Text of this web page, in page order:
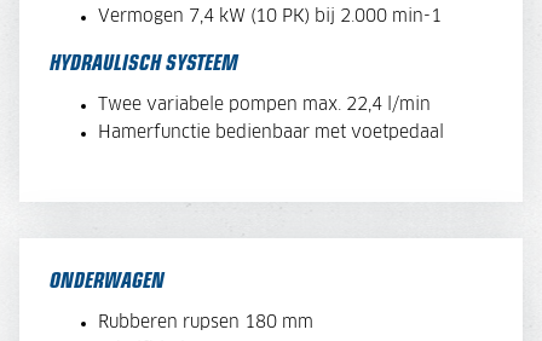
Vermogen 7,4 kW (10 PK) bij 2.000 min-1
HYDRAULISCH SYSTEEM
Twee variabele pompen max. 22,4 l/min
Hamerfunctie bedienbaar met voetpedaal
ONDERWAGEN
Rubberen rupsen 180 mm